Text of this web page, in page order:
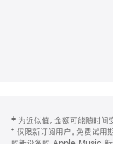
页
注
‡ 为近似值。金额可能随时间
⁺ 仅限新订阅用户。免费试用